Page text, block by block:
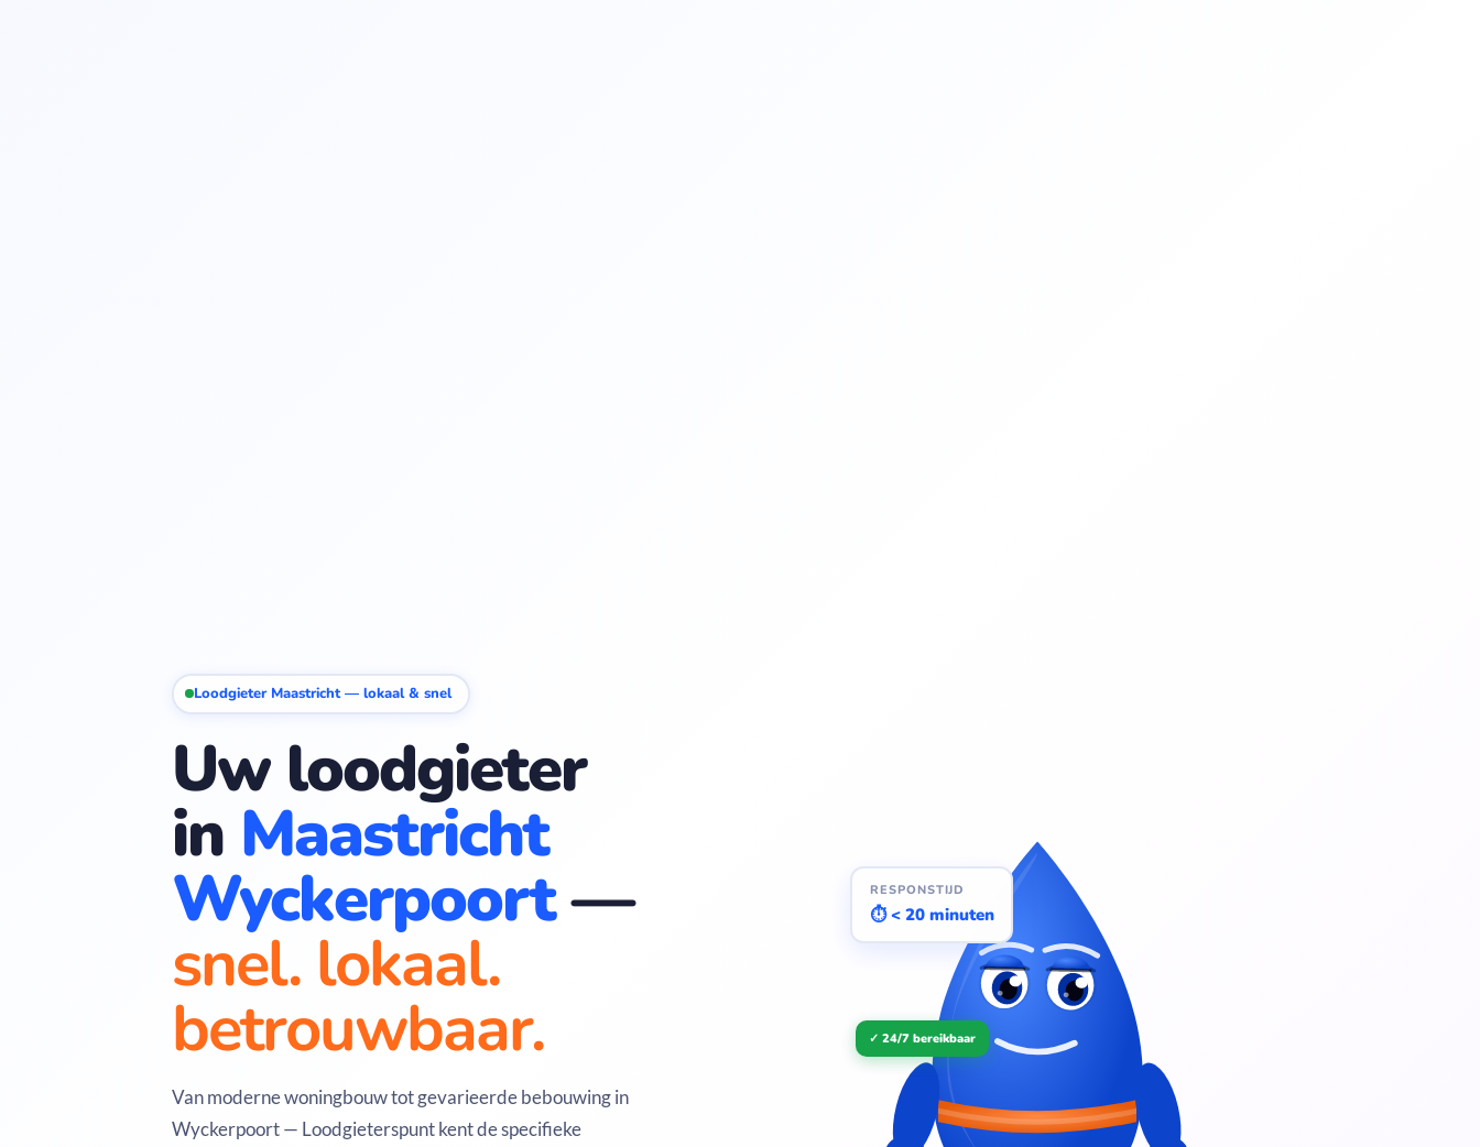
Loodgieter Maastricht — lokaal & snel
Uw loodgieter
in Maastricht
Wyckerpoort—
snel. lokaal.
betrouwbaar.
Van moderne woningbouw tot gevarieerde bebouwing in
Wyckerpoort — Loodgieterspunt kent de specifieke
RESPONSTIJD
⏱ < 20 minuten
✓ 24/7 bereikbaar